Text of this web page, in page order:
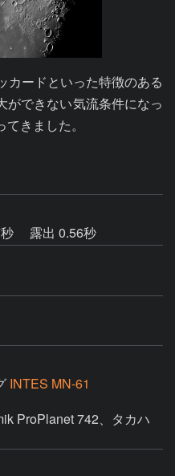
カードといった特徴のある
ができない気流条件になっ
きました。
露出 0.56秒
INTES MN-61
ProPlanet 742、タカハ